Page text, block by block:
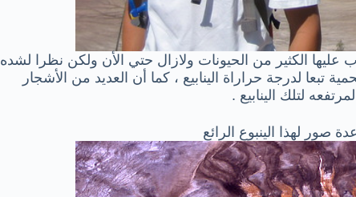
عليها الكثير من الحيونات ولازال حتي الأن ولكن نظرا لشده
تبعا لدرجة حراراة الينابيع ، كما أن العديد من الأشجار
لتلك الينابيع .
صور لهذا الينبوع الرائع